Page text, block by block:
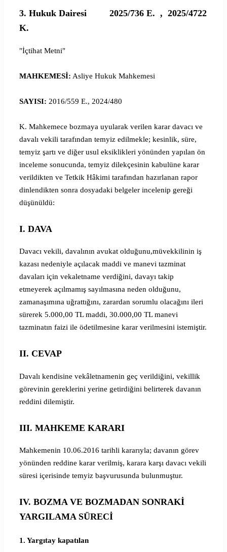
3. Hukuk Dairesi 2025/736 E. , 2025/4722
K.
"İçtihat Metni"
MAHKEMESİ: Asliye Hukuk Mahkemesi
SAYISI: 2016/559 E., 2024/480
K. Mahkemece bozmaya uyularak verilen karar davacı ve
davalı vekili tarafından temyiz edilmekle; kesinlik, süre,
temyiz şartı ve diğer usul eksiklikleri yönünden yapılan ön
inceleme sonucunda, temyiz dilekçesinin kabulüne karar
verildikten ve Tetkik Hâkimi tarafından hazırlanan rapor
dinlendikten sonra dosyadaki belgeler incelenip gereği
düşünüldü:
I. DAVA
Davacı vekili, davalının avukat olduğunu,müvekkilinin iş
kazası nedeniyle açılacak maddi ve manevi tazminat
davaları için vekaletname verdiğini, davayı takip
etmeyerek açılmamış sayılmasına neden olduğunu,
zamanaşımına uğrattığını, zarardan sorumlu olacağını ileri
sürerek 5.000,00 TL maddi, 30.000,00 TL manevi
tazminatın faizi ile ödetilmesine karar verilmesini istemiştir.
II. CEVAP
Davalı kendisine vekâletnamenin geç verildiğini, vekillik
görevinin gereklerini yerine getirdiğini belirterek davanın
reddini dilemiştir.
III. MAHKEME KARARI
Mahkemenin 10.06.2016 tarihli kararıyla; davanın görev
yönünden reddine karar verilmiş, karara karşı davacı vekili
süresi içerisinde temyiz başvurusunda bulunmuştur.
IV. BOZMA VE BOZMADAN SONRAKİ
YARGILAMA SÜRECİ
1. Yargıtay kapatılan